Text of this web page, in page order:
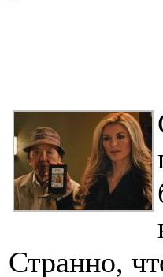
Странно,